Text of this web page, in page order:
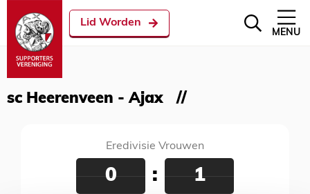
Lid Worden
MENU
sc Heerenveen - Ajax
Eredivisie Vrouwen
0 : 1